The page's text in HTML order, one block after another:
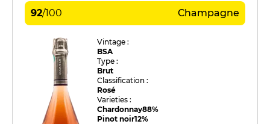
92/100 Champagne
Vintage :
BSA
Type :
Brut
Classification :
Rosé
Varieties :
Chardonnay88%
Pinot noir12%